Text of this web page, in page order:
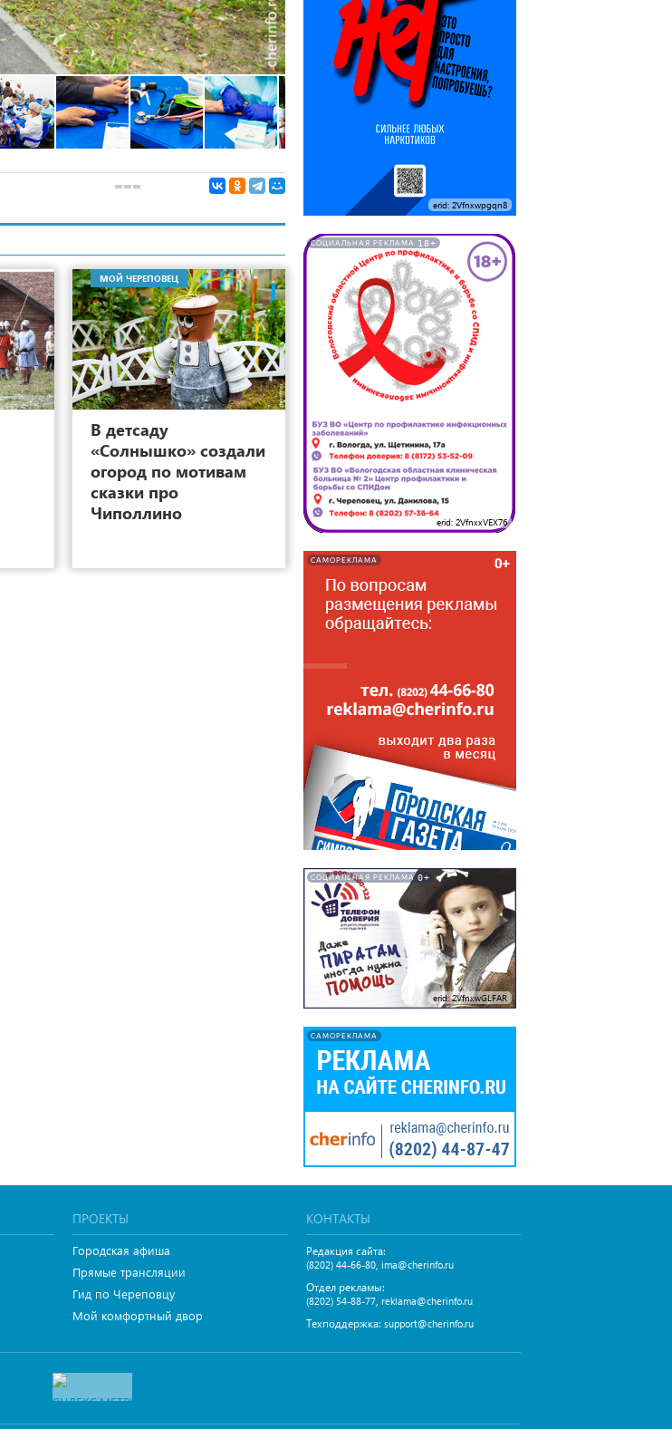
4
МОЙ ЧЕРЕПОВЕЦ
20
В детсаду
«Солнышко» создали
огород по мотивам
сказки про
Чиполлино
erid: 2Vfnxwpgqn8
СОЦИАЛЬНАЯ РЕКЛАМА 18+
erid: 2VfnxxVEX76
САМОРЕКЛАМА
СОЦИАЛЬНАЯ РЕКЛАМА 0+
erid: 2VfnxwGLFAR
САМОРЕКЛАМА
ПРОЕКТЫ
Городская афиша
Прямые трансляции
Гид по Череповцу
Мой комфортный двор
КОНТАКТЫ
Редакция сайта:
(8202) 44-66-80, ima@cherinfo.ru
Отдел рекламы:
(8202) 54-88-77, reklama@cherinfo.ru
Техподдержка: support@cherinfo.ru